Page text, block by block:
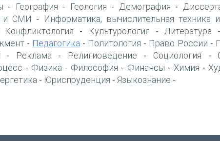
- География - Геология - Демография -
и СМИ - Информатика, вычислительная техника
Конфликтология - Культурология - Литература
- Педагогика - Политология - Право России -
- Реклама - Религиоведение - Социология -
- Физика - Философия - Финансы - Химия -
- Юриспруденция - Языкознание -